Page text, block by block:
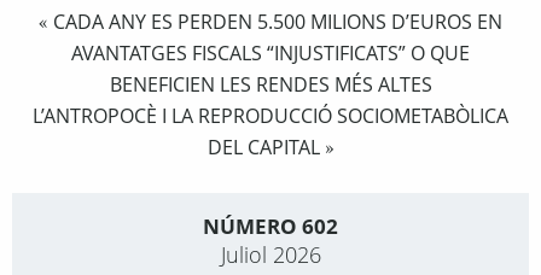
« CADA ANY ES PERDEN 5.500 MILIONS D’EUROS EN
AVANTATGES FISCALS “INJUSTIFICATS” O QUE
BENEFICIEN LES RENDES MÉS ALTES
L’ANTROPOCÈ I LA REPRODUCCIÓ SOCIOMETABÒLICA
DEL CAPITAL»
NÚMERO 602
Juliol 2026